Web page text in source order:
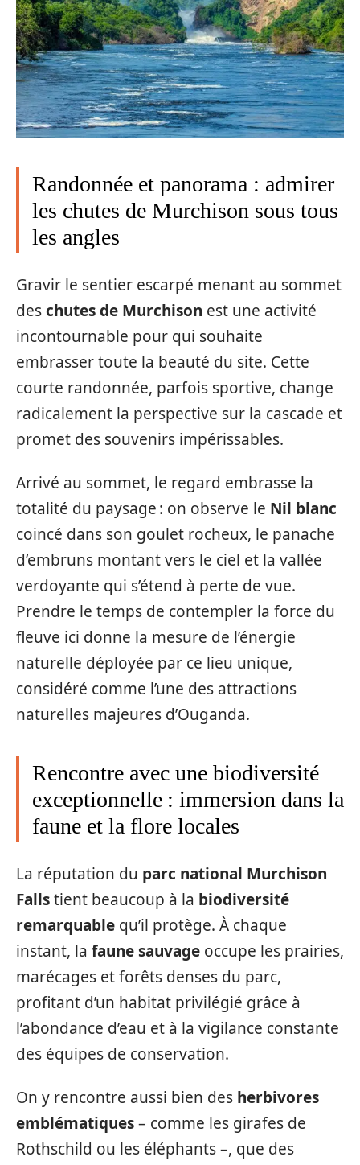
Randonnée et panorama : admirer
les chutes de Murchison sous tous
les angles
Gravir le sentier escarpé menant au sommet
deschutes de Murchison est une activité
incontournable pour qui souhaite
embrasser toute la beauté du site. Cette
courte randonnée, parfois sportive, change
radicalement la perspective sur la cascade et
promet des souvenirs impérissables.
Arrivé au sommet, le regard embrasse la
totalité du paysage : on observe le Nil blanc
coincé dans son goulet rocheux, le panache
d’embruns montant vers le ciel et la vallée
verdoyante qui s’étend à perte de vue.
Prendre le temps de contempler la force du
fleuve ici donne la mesure de l’énergie
naturelle déployée par ce lieu unique,
considéré comme l’une des attractions
naturelles majeures d’Ouganda.
Rencontre avec une biodiversité
exceptionnelle : immersion dans la
faune et la flore locales
La réputation du parc national Murchison
Fallstient beaucoup à la biodiversité
remarquable qu’il protège. À chaque
instant, la faune sauvage occupe les prairies,
marécages et forêts denses du parc,
profitant d’un habitat privilégié grâce à
l’abondance d’eau et à la vigilance constante
des équipes de conservation.
On y rencontre aussi bien des herbivores
emblématiques– comme les girafes de
Rothschild ou les éléphants –, que des